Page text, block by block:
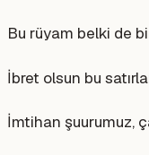
Bu rüyam belki de
İbret olsun bu
İmtihan şuurumuz,